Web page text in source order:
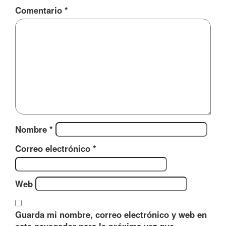
Comentario *
Nombre *
Correo electrónico *
Web
Guarda mi nombre, correo electrónico y web en